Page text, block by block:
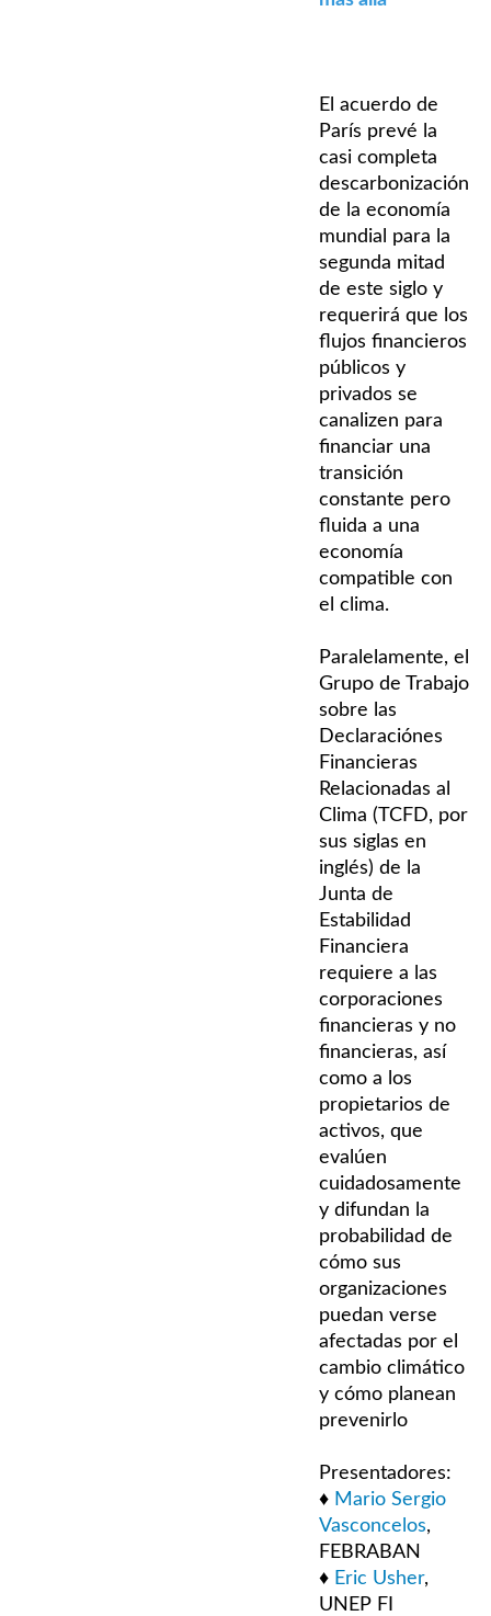
El acuerdo de
París prevé la
casi completa
descarbonización
de la economía
mundial para la
segunda mitad
de este siglo y
requerirá que los
flujos financieros
públicos y
privados se
canalizen para
financiar una
transición
constante pero
fluida a una
economía
compatible con
el clima.
Paralelamente, el
Grupo de Trabajo
sobre las
Declaraciónes
Financieras
Relacionadas al
Clima (TCFD, por
sus siglas en
inglés) de la
Junta de
Estabilidad
Financiera
requiere a las
corporaciones
financieras y no
financieras, así
como a los
propietarios de
activos, que
evalúen
cuidadosamente
y difundan la
probabilidad de
cómo sus
organizaciones
puedan verse
afectadas por el
cambio climático
y cómo planean
prevenirlo
Presentadores:
♦ Mario Sergio
Vasconcelos,
FEBRABAN
♦ Eric Usher,
UNEP FI